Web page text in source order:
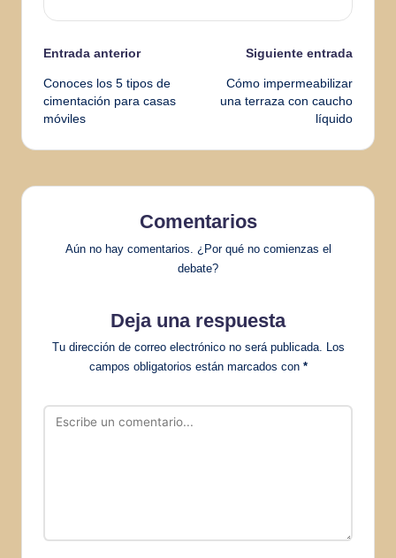
Navegación
de
entradas
Entrada anterior
Conoces los 5 tipos de
cimentación para casas
móviles
Siguiente entrada
Cómo impermeabilizar
una terraza con caucho
líquido
Comentarios
Aún no hay comentarios. ¿Por qué no comienzas el
debate?
Deja una respuesta
Tu dirección de correo electrónico no será publicada. Los
campos obligatorios están marcados con *